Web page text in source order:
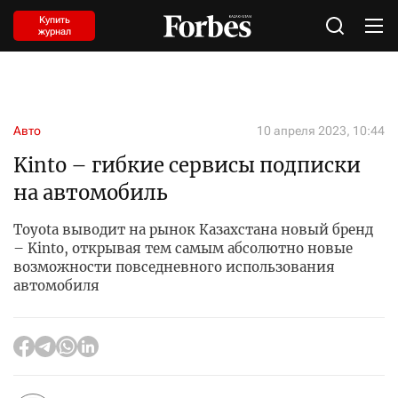
Купить
журнал
Авто 10 апреля 2023, 10:44
Kinto – гибкие сервисы подписки
на автомобиль
Toyota выводит на рынок Казахстана новый бренд
– Kinto, открывая тем самым абсолютно новые
возможности повседневного использования
автомобиля